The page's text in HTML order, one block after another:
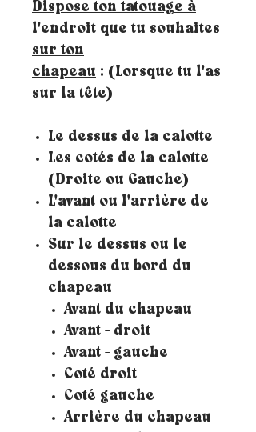
Dispose ton tatouage à
l'endroit que tu souhaites
sur ton
chapeau : (Lorsque tu l'as
sur la tête)
Le dessus de la calotte
Les cotés de la calotte
(Droite ou Gauche)
L'avant ou l'arrière de
la calotte
Sur le dessus ou le
dessous du bord du
chapeau
Avant du chapeau
Avant - droit
Avant - gauche
Coté droit
Coté gauche
Arrière du chapeau